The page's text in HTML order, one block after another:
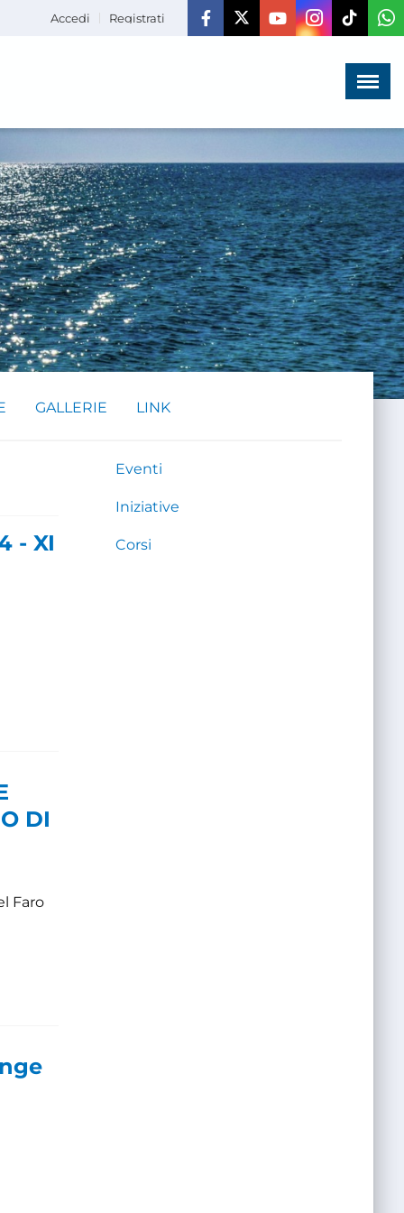
Accedi Registrati
GALLERIE LINK
- XI
DI
Faro
Eventi
Iniziative
Corsi
Menù ×
LA VITA
DELL'ASSOCIAZIONE
COMUNICAZIONE,
PROGETTI ED EDITORIA
AMMINISTRAZIONE
TRASPARENTE